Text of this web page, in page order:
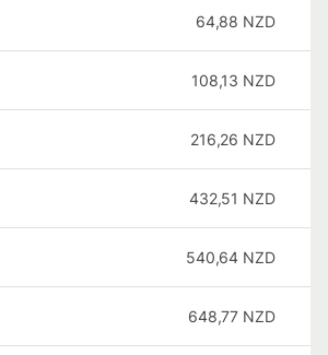
64,88 NZD
108,13 NZD
216,26 NZD
432,51 NZD
540,64 NZD
648,77 NZD